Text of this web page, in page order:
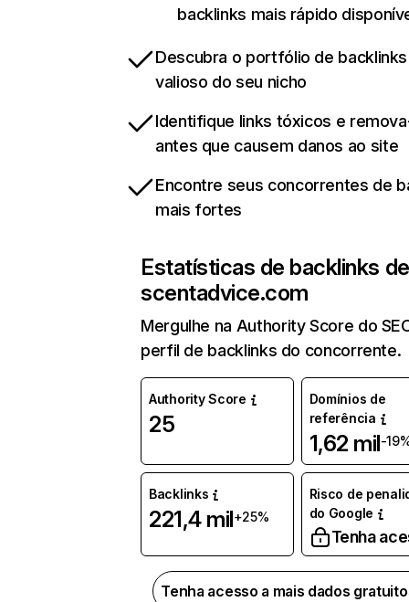
backlinks mais rápido
Descubra o portfólio de
valioso do seu nicho
Identifique links tóxicos e
antes que causem danos ao site
Encontre seus concorrentes de
mais fortes
Estatísticas de backlinks de
scentadvice.com
Mergulhe na Authority Score do
perfil de backlinks do concorrente.
Authority Score
25
Domínios de
referência
1,62 mil-
Backlinks
221,4 mil+25%
Risco de
do Google
Tenha
Tenha acesso a mais dados